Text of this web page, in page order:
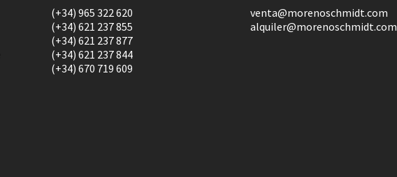
(+34) 965 322 620
(+34) 621 237 855
(+34) 621 237 877
(+34) 621 237 844
(+34) 670 719 609
venta@morenoschmidt.com
alquiler@morenoschmidt.com